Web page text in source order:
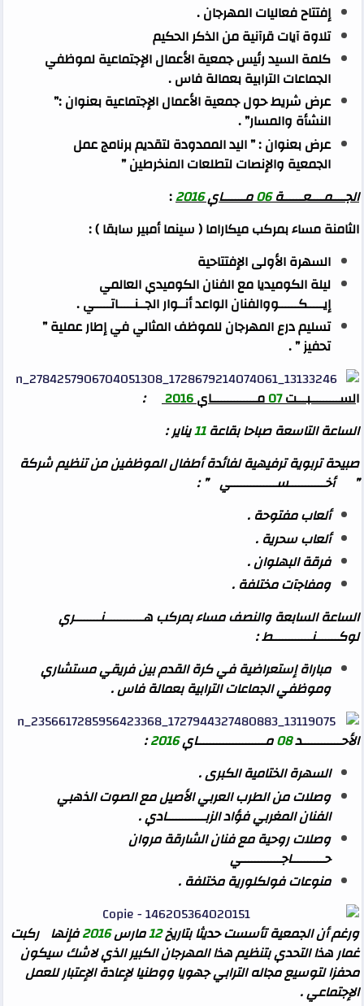
إفتتاح فعاليات المهرجان .
تلاوة آيات قرآنية من الذكر الحكيم
كلمة السيد رئيس جمعية الأعمال الإجتماعية لموظفي
الجماعات الترابية بعمالة فاس .
عرض شريط حول جمعية الأعمال الإجتماعية بعنوان :”
النشأة والمسار” .
عرض بعنوان : ” اليد الممدودة لتقديم برنامج عمل
الجمعية والإنصات لتطلعات المنخرطين ”
الجــــمــــعــــــة06مـــــــاي2016
:
الثامنة مساء بمركب ميكاراما ( سينما أمبير سابقا ) :
السهرة الأولى الإفتتاحية
ليلة الكوميديا مع الفنان الكوميدي العالمي
إيـــــكــــــووالفنان الواعد أنــوار الجــنـــــاتـــــي .
تسليم درع المهرجان للموظف المثالي في إطار عملية ”
تحفيز ” .
الســـــــــبـــت07مــــــــــــــاي2016
:
الساعة التاسعة صباحا بقاعة11يناير :
صبيحة تربوية ترفيهية لفائدة أطفال الموظفين من تنظيم شركة
” أخـــــــــــســــــــــــــي ” :
ألعاب مفتوحة .
ألعاب سحرية .
فرقة البهلوان .
ومفاجآت مختلفة .
الساعة السابعة والنصف مساء بمركب هــــــــــــنــــــــري
لوكـــــــنــــــــــــط :
مباراة إستعراضية في كرة القدم بين فريقي مستشاري
وموظفي الجماعات الترابية بعمالة فاس .
الأحــــــــــــد08مـــــــــــــــــــــاي2016
:
السهرة الختامية الكبرى .
وصلات من الطرب العربي الأصيل مع الصوت الذهبي
الفنان المغربي فؤاد الزبــــــــــــادي .
وصلات روحية مع فنان الشارقة مروان
حــــــــــاجــــــــــــي
منوعات فولكلورية مختلفة .
ورغم أن الجمعية تأسست حديثا بتاريخ12مارس2016فإنها ركبت
غمار هذا التحدي بتنظيم هذا المهرجان الكبير الذي لاشك سيكون
محفزا لتوسيع مجاله الترابي جهويا ووطنيا لإعادة الإعتبار للعمل
الإجتماعي .